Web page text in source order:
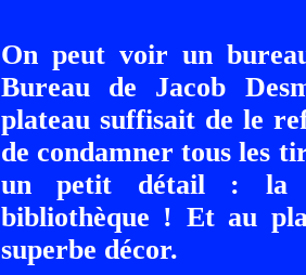
On peut voir un
Bureau de Jacob
plateau suffisait de le
de condamner tous les
un petit détail : la
bibliothèque ! Et au
superbe décor.